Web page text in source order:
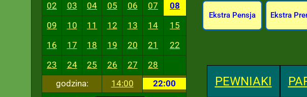
02
03 04 05 06 07
08
09
10 11 12 13 14
15
16
17 18 19 20 21
22
23
24 25 26 27
28
godzina:
14:00
22:00
Ekstra Pensja Ekstra
PEWNIAKI